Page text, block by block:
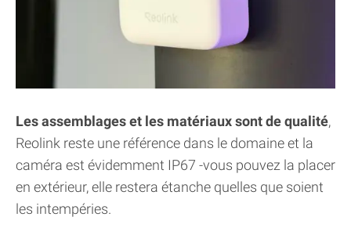
Les assemblages et les matériaux sont de qualité,
Reolink reste une référence dans le domaine et la
caméra est évidemment IP67 -vous pouvez la placer
en extérieur, elle restera étanche quelles que soient
les intempéries.